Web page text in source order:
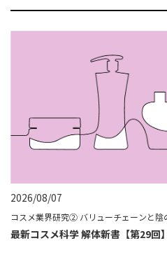
2026/08/07
コスメ業界研究② バリューチェーンと陰
最新コスメ科学 解体新書【第29回】